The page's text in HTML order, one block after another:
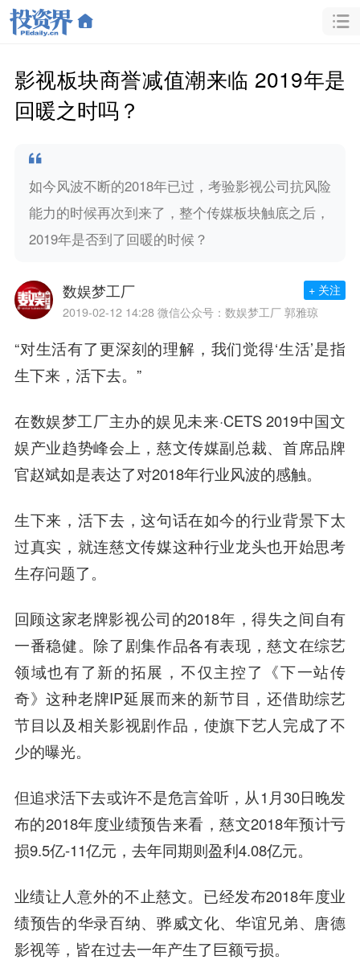
影视板块商誉减值潮来临 2019年是
回暖之时吗？
如今风波不断的2018年已过，考验影视公司抗风险
能力的时候再次到来了，整个传媒板块触底之后，
2019年是否到了回暖的时候？
数娱梦工厂
2019-02-12 14:28 微信公众号：数娱梦工厂 郭雅琼
+ 关注
“对生活有了更深刻的理解，我们觉得‘生活’是指
生下来，活下去。”
在数娱梦工厂主办的娱见未来·CETS 2019中国文
娱产业趋势峰会上，慈文传媒副总裁、首席品牌
官赵斌如是表达了对2018年行业风波的感触。
生下来，活下去，这句话在如今的行业背景下太
过真实，就连慈文传媒这种行业龙头也开始思考
生存问题了。
回顾这家老牌影视公司的2018年，得失之间自有
一番稳健。除了剧集作品各有表现，慈文在综艺
领域也有了新的拓展，不仅主控了《下一站传
奇》这种老牌IP延展而来的新节目，还借助综艺
节目以及相关影视剧作品，使旗下艺人完成了不
少的曝光。
但追求活下去或许不是危言耸听，从1月30日晚发
布的2018年度业绩预告来看，慈文2018年预计亏
损9.5亿-11亿元，去年同期则盈利4.08亿元。
业绩让人意外的不止慈文。已经发布2018年度业
绩预告的华录百纳、骅威文化、华谊兄弟、唐德
影视等，皆在过去一年产生了巨额亏损。